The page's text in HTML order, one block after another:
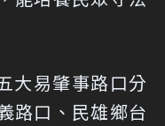
大易肇事路口分
路口、民雄鄉台